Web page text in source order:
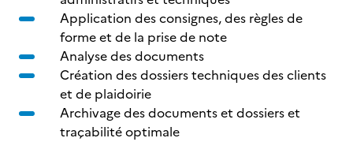
Application des consignes, des règles de
forme et de la prise de note
Analyse des documents
Création des dossiers techniques des clients
et de plaidoirie
Archivage des documents et dossiers et
traçabilité optimale